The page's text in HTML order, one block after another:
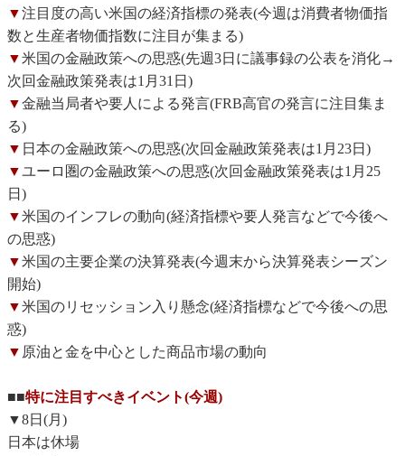
▼注目度の高い米国の経済指標の発表(今週は消費者物価指
数と生産者物価指数に注目が集まる)
▼米国の金融政策への思惑(先週3日に議事録の公表を消化→
次回金融政策発表は1月31日)
▼金融当局者や要人による発言(FRB高官の発言に注目集ま
る)
▼ 日本の金融政策への思惑(次回金融政策発表は1月23日)
▼ユーロ圏の金融政策への思惑(次回金融政策発表は1月25
日)
▼米国のインフレの動向(経済指標や要人発言などで今後へ
の思惑)
▼米国の主要企業の決算発表(今週末から決算発表シーズン
開始)
▼米国のリセッション入り懸念(経済指標などで今後への思
惑)
▼ 原油と金を中心とした商品市場の動向
■■特に注目すべきイベント(今週)
▼8日(月)
日本は休場